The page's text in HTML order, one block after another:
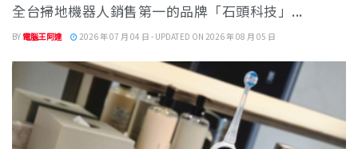
全台掃地機器人銷售第一的品牌「石頭科技」...
BY 電腦王阿達 2026 年 07 月 04 日 - UPDATED ON 2026 年 08 月 05 日